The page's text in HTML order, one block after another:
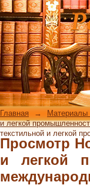
Просмотр
Главная → Материалы
и легкой
текстильной и легкой
Просмотр
и легкой